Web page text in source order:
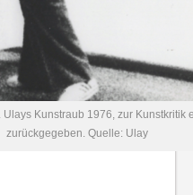
Ulays Kunstraub 1976, zur Kunstkritik
zurückgegeben. Quelle: Ulay